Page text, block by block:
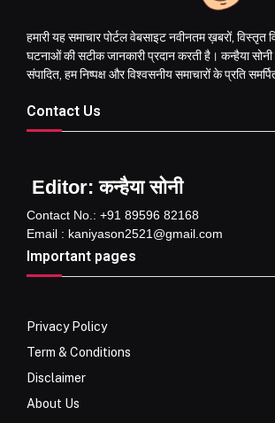
हमारी यह समाचार पोर्टल वेबसाइट नवीनतम ख़बरों,
घटनाओं की सटीक जानकारी प्रदान करती है। कन्हैया सोनी
संपादित, हम निष्पक्ष और विश्वसनीय समाचारों के प्रति
Contact Us
Editor: कन्हैया सोनी
Contact No.: +91 89596 82168
Email : kaniyason2521@gmail.com
Important pages
Privacy Policy
Term & Conditions
Disclaimer
About Us